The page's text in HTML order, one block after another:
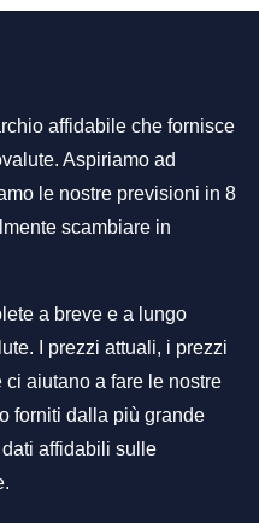
affidabile che fornisce
Aspiriamo ad
le nostre previsioni in 8
scambiare in
a breve e a lungo
I prezzi attuali, i prezzi
aiutano a fare le nostre
forniti dalla più grande
affidabili sulle